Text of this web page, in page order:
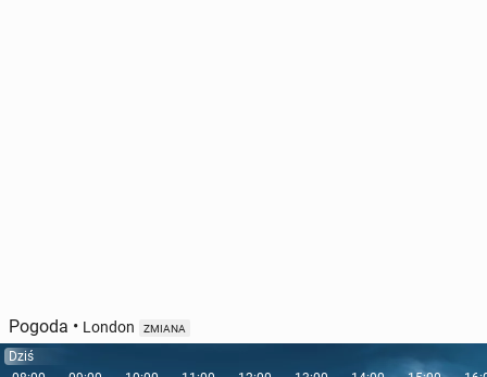
Pogoda • London ZMIANA
Dziś